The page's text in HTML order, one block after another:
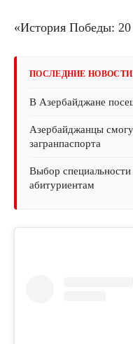
«История Победы: 20
ПОСЛЕДНИЕ НОВОСТИ
В Азербайджане
Азербайджанцы
загранпаспорта
Выбор специальности
абитуриентам